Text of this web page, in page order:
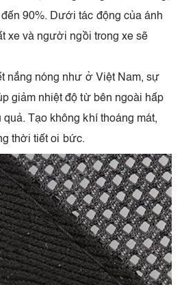
90%. Dưới tác động của ánh
xe và người ngồi trong xe sẽ
nắng nóng như ở Việt Nam, sự
giảm nhiệt độ từ bên ngoài hấp
Tạo không khí thoáng mát,
thời tiết oi bức.